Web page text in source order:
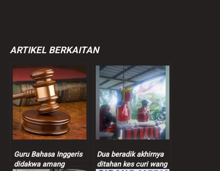
ARTIKEL BERKAITAN
Guru Bahasa Inggeris
didakwa amang
Dua beradik akhirnya
ditahan kes curi wang